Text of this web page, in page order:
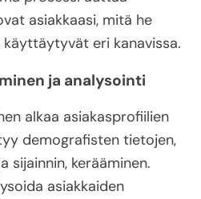
asiakkaasi, mitä he
eri kanavissa.
ja analysointi
alkaa asiakasprofiilien
demografisten tietojen,
sijainnin, kerääminen.
asiakkaiden